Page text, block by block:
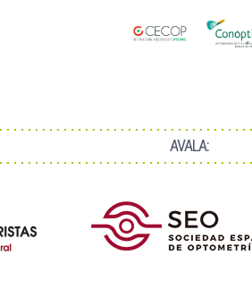
AVALA: